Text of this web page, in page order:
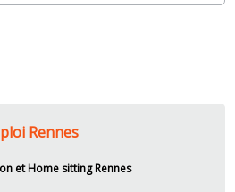
Rennes
et Home sitting Rennes